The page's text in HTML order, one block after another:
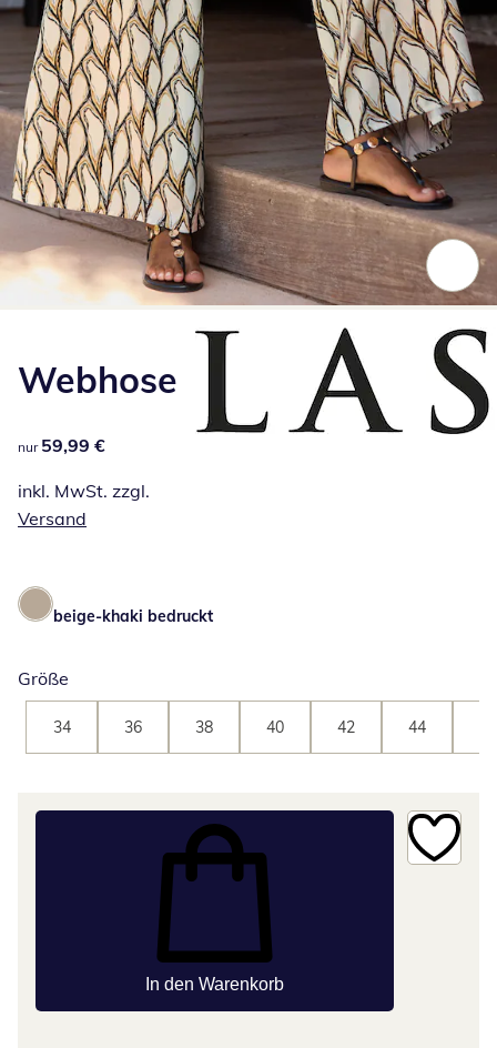
Webhose
59,99 €
nur 59,99 €
inkl. MwSt. zzgl.
Versand
beige-khaki bedruckt
Größe
34 36 38 40 42 44
In den Warenkorb